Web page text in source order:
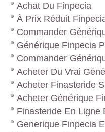
Achat Du Finpecia
À Prix Réduit
Commander
Générique Finpecia
Commander
Acheter Du Vrai
Acheter Finasteride
Acheter Générique
Finasteride En Ligne
Generique Finpecia